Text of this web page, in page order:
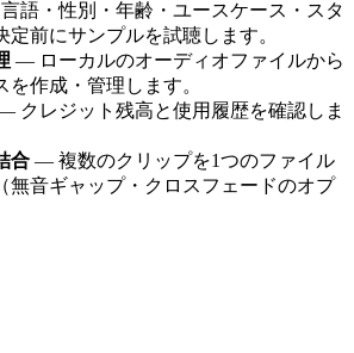
語・性別・年齢・ユースケース・スタ
定前にサンプルを試聴します。
— ローカルのオーディオファイルから
を作成・管理します。
クレジット残高と使用履歴を確認しま
合 — 複数のクリップを1つのファイル
無音ギャップ・クロスフェードのオプ